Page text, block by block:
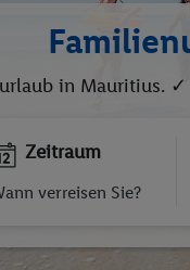
in
Zeitraum
verreisen Sie?